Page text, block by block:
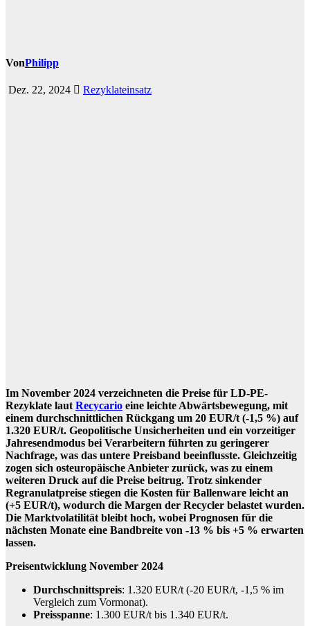
VonPhilipp
Dez. 22, 2024 Rezyklateinsatz
Im November 2024 verzeichneten die Preise für LD-PE-
Rezyklate laut Recycario eine leichte Abwärtsbewegung, mit
einem durchschnittlichen Rückgang um 20 EUR/t (-1,5 %) auf
1.320 EUR/t. Geopolitische Unsicherheiten und ein vorzeitiger
Jahresendmodus bei Verarbeitern führten zu geringerer
Nachfrage, was das untere Preisband beeinflusste. Gleichzeitig
zogen sich osteuropäische Anbieter zurück, was zu einem
weiteren Druck auf die Preise beitrug. Trotz sinkender
Regranulatpreise stiegen die Kosten für Ballenware leicht an
(+5 EUR/t), wodurch die Margen der Recycler belastet wurden.
Die Marktvolatilität bleibt hoch, wobei Prognosen für die
nächsten Monate eine Bandbreite von -13 % bis +5 % erwarten
lassen.
Preisentwicklung November 2024
Durchschnittspreis: 1.320 EUR/t (-20 EUR/t, -1,5 % im
Vergleich zum Vormonat).
Preisspanne: 1.300 EUR/t bis 1.340 EUR/t.